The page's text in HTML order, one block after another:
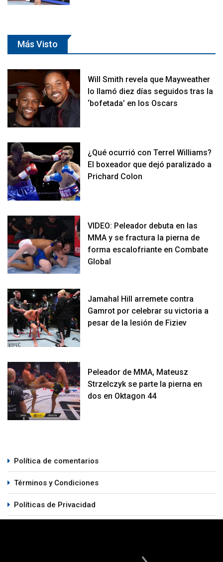
Más Visto
Will Smith revela que Mayweather
lo llamó diez días seguidos tras la
‘bofetada’ en los Oscars
¿Qué ocurrió con Terrel Williams?
El boxeador que dejó paralizado a
Prichard Colon
VIDEO: Peleador debuta en las
MMA y se fractura la pierna de
forma escalofriante en Combate
Global
Jamahal Hill arremete contra
Gamrot por celebrar su victoria a
pesar de la lesión de Fiziev
Peleador de MMA, Mateusz
Strzelczyk se parte la pierna en
dos en Oktagon 44
Política de comentarios
Términos y Condiciones
Políticas de Privacidad